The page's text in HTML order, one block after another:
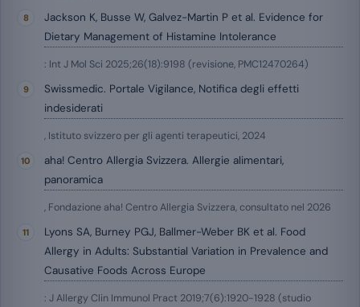
Jackson K, Busse W, Galvez-Martin P et al. Evidence for
Dietary Management of Histamine Intolerance
: Int J Mol Sci 2025;26(18):9198 (revisione, PMC12470264)
Swissmedic. Portale Vigilance, Notifica degli effetti
indesiderati
, Istituto svizzero per gli agenti terapeutici, 2024
aha! Centro Allergia Svizzera. Allergie alimentari,
panoramica
, Fondazione aha! Centro Allergia Svizzera, consultato nel 2026
Lyons SA, Burney PGJ, Ballmer-Weber BK et al. Food
Allergy in Adults: Substantial Variation in Prevalence and
Causative Foods Across Europe
: J Allergy Clin Immunol Pract 2019;7(6):1920-1928 (studio